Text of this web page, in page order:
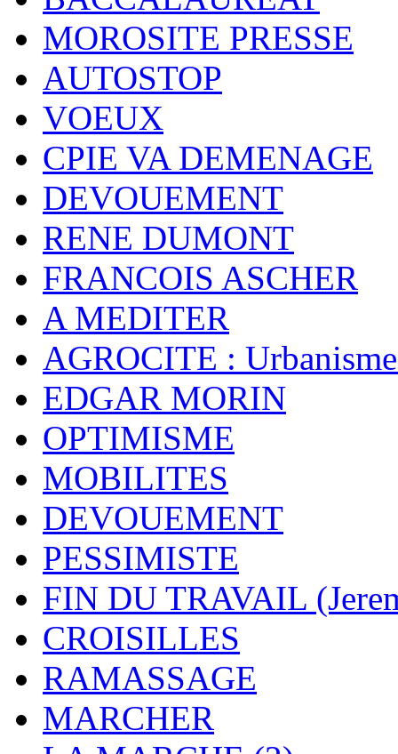
MOROSITE PRESSE
AUTOSTOP
VOEUX
CPIE VA DEMENAGE
DEVOUEMENT
RENE DUMONT
FRANCOIS ASCHER
A MEDITER
AGROCITE :
EDGAR MORIN
OPTIMISME
MOBILITES
DEVOUEMENT
PESSIMISTE
FIN DU TRAVAIL
CROISILLES
RAMASSAGE
MARCHER